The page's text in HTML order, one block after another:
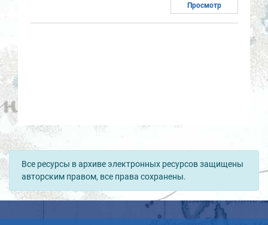
Просмотр
Все ресурсы в архиве электронных ресурсов защищены
авторским правом, все права сохранены.